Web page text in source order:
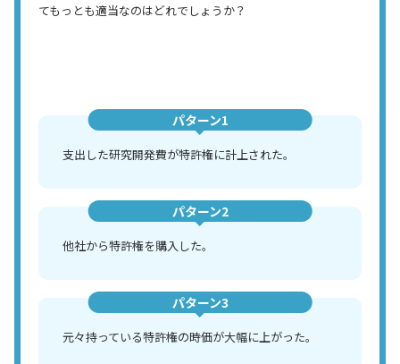
てもっとも適当なのはどれでしょうか？
パターン1
支出した研究開発費が特許権に計上された。
パターン2
他社から特許権を購入した。
パターン3
元々持っている特許権の時価が大幅に上がった。